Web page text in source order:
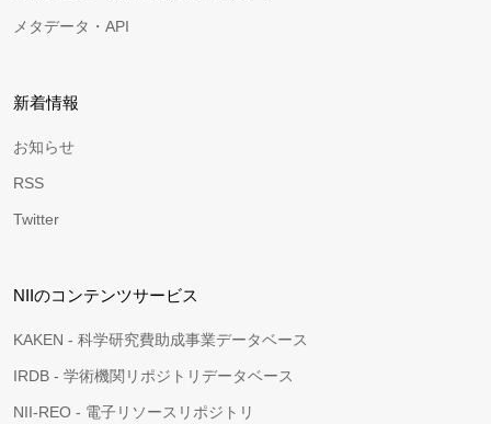
メタデータ・API
新着情報
お知らせ
RSS
Twitter
NIIのコンテンツサービス
KAKEN - 科学研究費助成事業データベース
IRDB - 学術機関リポジトリデータベース
NII-REO - 電子リソースリポジトリ